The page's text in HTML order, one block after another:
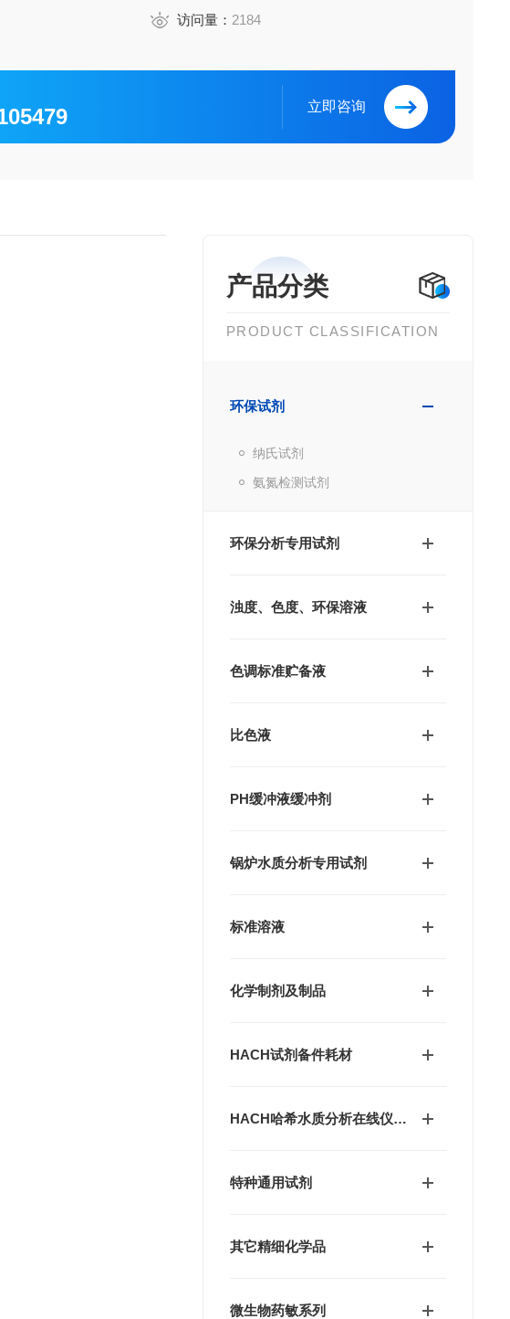
访问量： 2184
立即咨询
产品分类
PRODUCT CLASSIFICATION
环保试剂
纳氏试剂
氨氮检测试剂
环保分析专用试剂
浊度、色度、环保溶液
色调标准贮备液
比色液
PH缓冲液缓冲剂
锅炉水质分析专用试剂
标准溶液
化学制剂及制品
HACH试剂备件耗材
HACH哈希水质分析在线仪器试剂及配件
特种通用试剂
其它精细化学品
微生物药敏系列